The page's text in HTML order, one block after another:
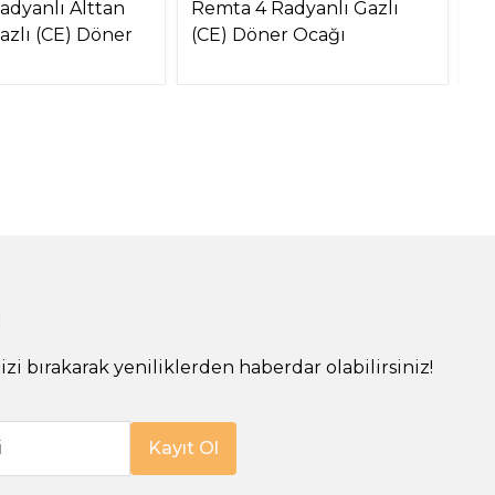
Alttan
(CE) Döner
Remta 4 Radyanlı Gazlı
(CE) Döner Ocağı
bırakarak yeniliklerden haberdar olabilirsiniz!
Kayıt Ol